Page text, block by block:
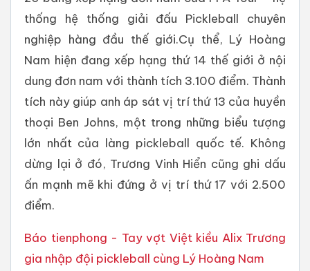
thống hệ thống giải đấu Pickleball chuyên
nghiệp hàng đầu thế giới.Cụ thể, Lý Hoàng
Nam hiện đang xếp hạng thứ 14 thế giới ở nội
dung đơn nam với thành tích 3.100 điểm. Thành
tích này giúp anh áp sát vị trí thứ 13 của huyền
thoại Ben Johns, một trong những biểu tượng
lớn nhất của làng pickleball quốc tế. Không
dừng lại ở đó, Trương Vinh Hiển cũng ghi dấu
ấn mạnh mẽ khi đứng ở vị trí thứ 17 với 2.500
điểm.
Báo tienphong - Tay vợt Việt kiều Alix Trương
gia nhập đội pickleball cùng Lý Hoàng Nam